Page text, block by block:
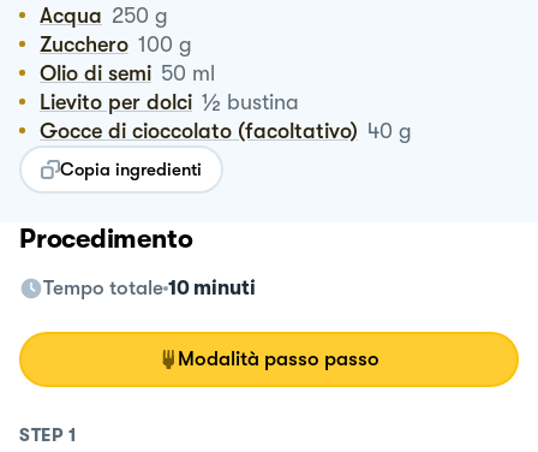
Acqua 250 g
Zucchero 100 g
Olio di semi 50 ml
Lievito per dolci ½ bustina
Gocce di cioccolato (facoltativo) 40 g
Copia ingredienti
Procedimento
Tempo totale 10 minuti
Modalità passo passo
STEP 1